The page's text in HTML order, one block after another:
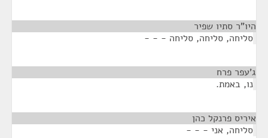
היו"ר סתיו שפיר
סליחה, סליחה, סליחה - - -
ג'עפר פרח
נו, באמת.
איריס פרנקל כהן
סליחה, אני - - -